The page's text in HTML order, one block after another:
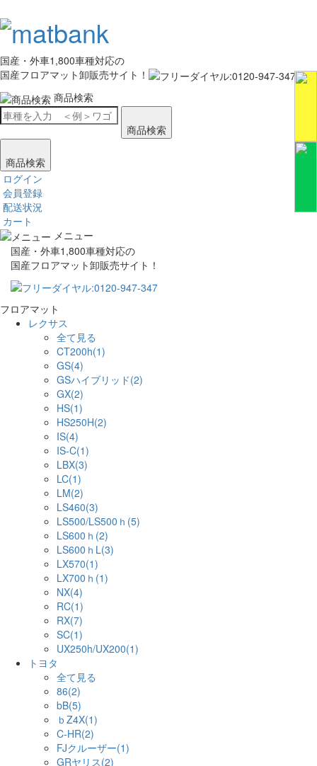
国産・外車1,800車種対応の
国産フロアマット卸販売サイト！
商品検索
商品検索
商品検索
ログイン
会員登録
配送状況
カート
メニュー
国産・外車1,800車種対応の
国産フロアマット卸販売サイト！
フロアマット
レクサス
全て見る
CT200h(1)
GS(4)
GSハイブリッド(2)
GX(2)
HS(1)
HS250H(2)
IS(4)
IS-C(1)
LBX(3)
LC(1)
LM(2)
LS460(3)
LS500/LS500ｈ(5)
LS600ｈ(2)
LS600ｈL(3)
LX570(1)
LX700ｈ(1)
NX(4)
RC(1)
RX(7)
SC(1)
UX250h/UX200(1)
トヨタ
全て見る
86(2)
bB(5)
ｂZ4X(1)
C-HR(2)
FJクルーザー(1)
GRヤリス(2)